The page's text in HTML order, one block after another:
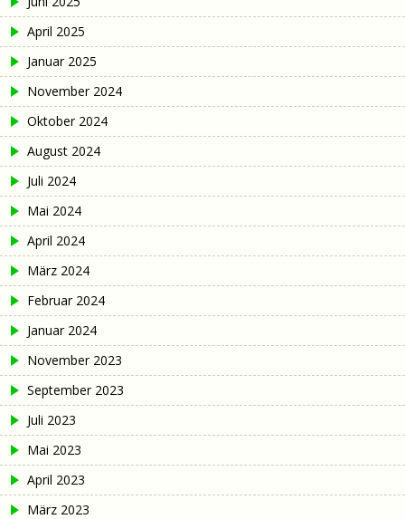
April 2025
Januar 2025
November 2024
Oktober 2024
August 2024
Juli 2024
Mai 2024
April 2024
März 2024
Februar 2024
Januar 2024
November 2023
September 2023
Juli 2023
Mai 2023
April 2023
März 2023